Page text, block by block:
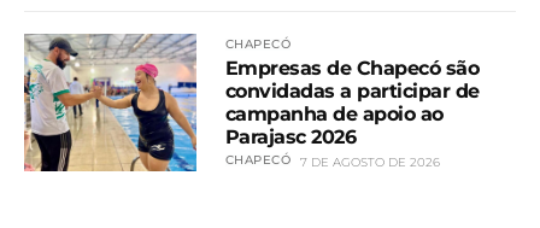
CHAPECÓ
Empresas de Chapecó são
convidadas a participar de
campanha de apoio ao
Parajasc 2026
CHAPECÓ 7 DE AGOSTO DE 2026